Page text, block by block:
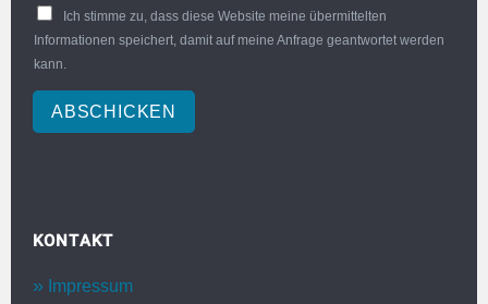
Ich stimme zu, dass diese Website meine übermittelten
Informationen speichert, damit auf meine Anfrage geantwortet werden
kann.
ABSCHICKEN
KONTAKT
Impressum